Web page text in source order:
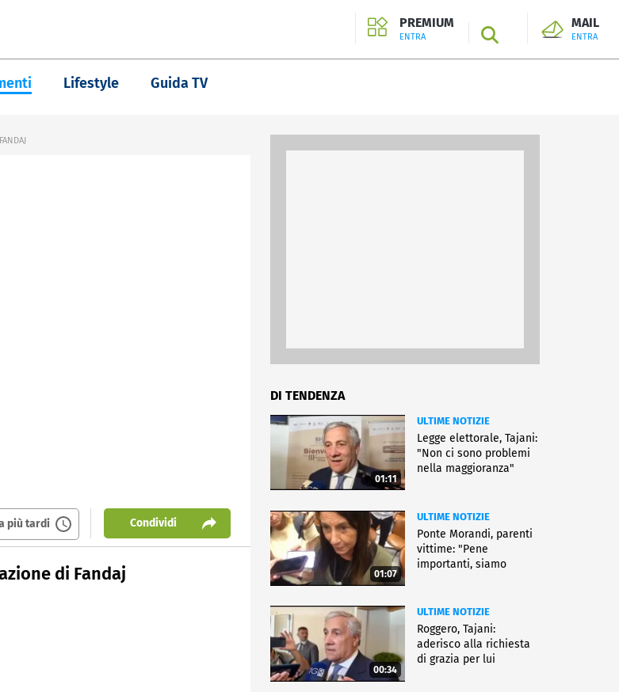
PREMIUM
ENTRA SEARCH
MAIL
ENTRA
Lifestyle Guida TV
più tardi Condividi
di Fandaj
DI TENDENZA
01:11
ULTIME NOTIZIE
Legge elettorale, Tajani:
"Non ci sono problemi
nella maggioranza"
01:07
ULTIME NOTIZIE
Ponte Morandi, parenti
vittime: "Pene
importanti, siamo
00:34
ULTIME NOTIZIE
Roggero, Tajani:
aderisco alla richiesta
di grazia per lui